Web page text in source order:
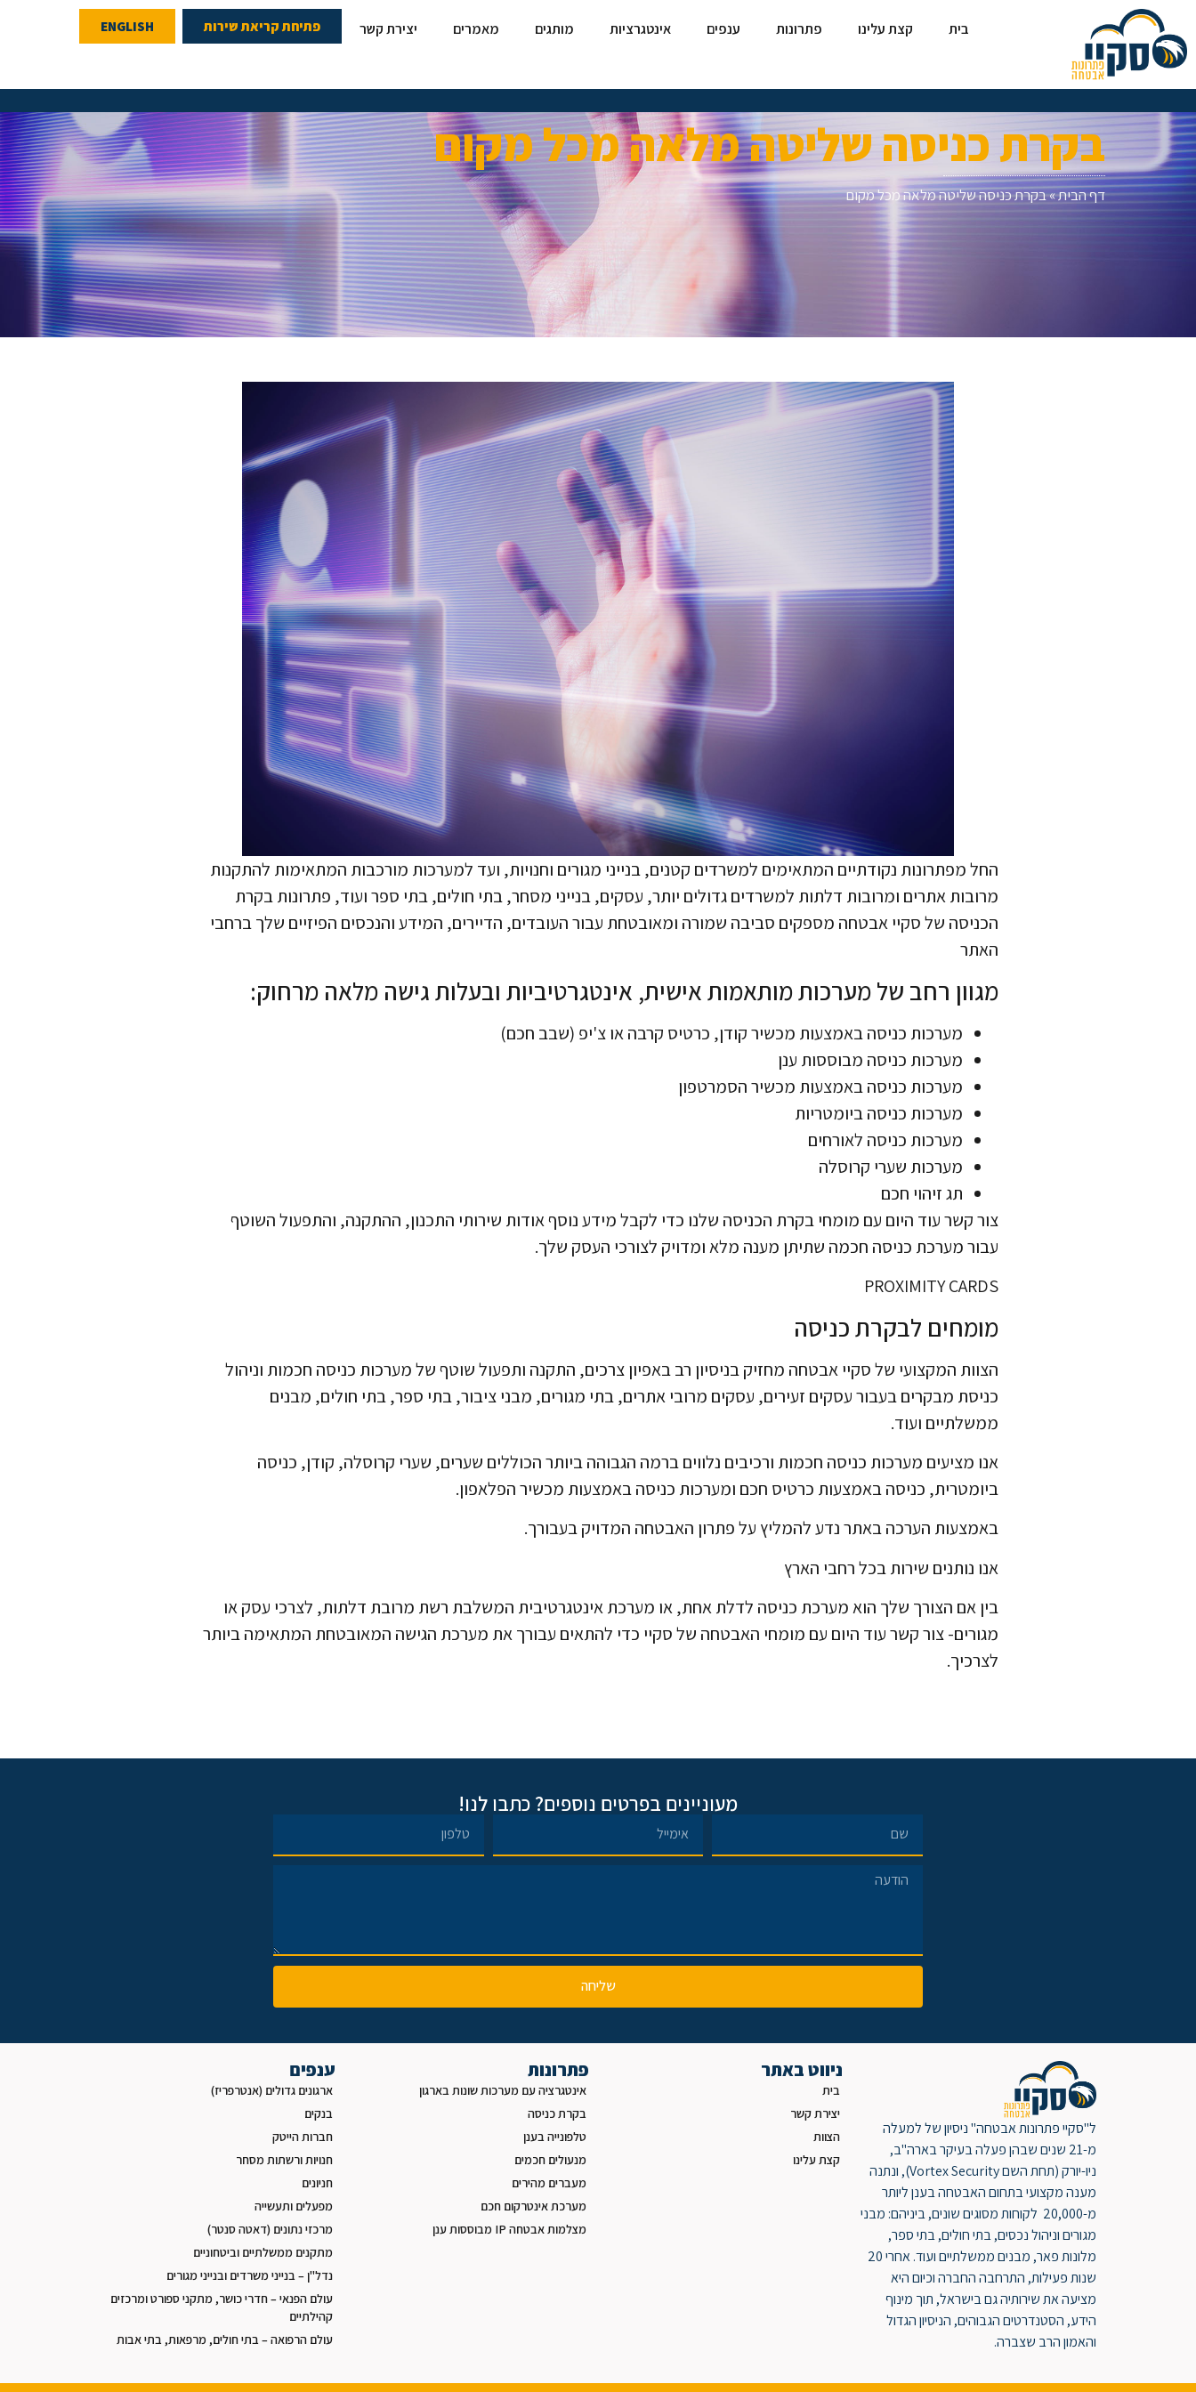
בית קצת עלינו פתרונות ענפים אינטגרציות מותגים מאמרים יצירת קשר פתיחת קריאת שירות ENGLISH
בקרת כניסה שליטה מלאה מכל מקום
דף הבית»בקרת כניסה שליטה מלאה מכל מקום
החל מפתרונות נקודתיים המתאימים למשרדים קטנים, בנייני מגורים וחנויות, ועד למערכות מורכבות המתאימות להתקנות
מרובות אתרים ומרובות דלתות למשרדים גדולים יותר, עסקים, בנייני מסחר, בתי חולים, בתי ספר ועוד, פתרונות בקרת
הכניסה של סקיי אבטחה מספקים סביבה שמורה ומאובטחת עבור העובדים, הדיירים, המידע והנכסים הפיזיים שלך ברחבי
האתר
מגוון רחב של מערכות מותאמות אישית, אינטגרטיביות ובעלות גישה מלאה מרחוק:
מערכות כניסה באמצעות מכשיר קודן, כרטיס קרבה או צ'יפ (שבב חכם)
מערכות כניסה מבוססות ענן
מערכות כניסה באמצעות מכשיר הסמרטפון
מערכות כניסה ביומטריות
מערכות כניסה לאורחים
מערכות שערי קרוסלה
תג זיהוי חכם
צור קשר עוד היום עם מומחי בקרת הכניסה שלנו כדי לקבל מידע נוסף אודות שירותי התכנון, ההתקנה, והתפעול השוטף
עבור מערכת כניסה חכמה שתיתן מענה מלא ומדויק לצורכי העסק שלך.
PROXIMITY CARDS
מומחים לבקרת כניסה
הצוות המקצועי של סקיי אבטחה מחזיק בניסיון רב באפיון צרכים, התקנה ותפעול שוטף של מערכות כניסה חכמות וניהול
כניסת מבקרים בעבור עסקים זעירים, עסקים מרובי אתרים, בתי מגורים, מבני ציבור, בתי ספר, בתי חולים, מבנים
ממשלתיים ועוד.
אנו מציעים מערכות כניסה חכמות ורכיבים נלווים ברמה הגבוהה ביותר הכוללים שערים, שערי קרוסלה, קודן, כניסה
ביומטרית, כניסה באמצעות כרטיס חכם ומערכות כניסה באמצעות מכשיר הפלאפון.
באמצעות הערכה באתר נדע להמליץ על פתרון האבטחה המדויק בעבורך.
אנו נותנים שירות בכל רחבי הארץ
בין אם הצורך שלך הוא מערכת כניסה לדלת אחת, או מערכת אינטגרטיבית המשלבת רשת מרובת דלתות, לצרכי עסק או
מגורים- צור קשר עוד היום עם מומחי האבטחה של סקיי כדי להתאים עבורך את מערכת הגישה המאובטחת המתאימה ביותר
לצרכיך.
מעוניינים בפרטים נוספים? כתבו לנו!
שליחה
ל"סקיי פתרונות אבטחה" ניסיון של למעלה
מ-21 שנים שבהן פעלה בעיקר בארה"ב,
ניו-יורק (תחת השם Vortex Security), ונתנה
מענה מקצועי בתחום האבטחה בענן ליותר
מ-20,000 לקוחות מסוגים שונים, ביניהם: מבני
מגורים וניהול נכסים, בתי חולים, בתי ספר,
מלונות פאר, מבנים ממשלתיים ועוד. אחרי 20
שנות פעילות, התרחבה החברה וכיום היא
מציעה את שירותיה גם בישראל, תוך מינוף
הידע, הסטנדרטים הגבוהים, הניסיון הגדול
והאמון הרב שצברה.
ניווט באתר
בית
יצירת קשר
הצוות
קצת עלינו
פתרונות
אינטגרציה עם מערכות שונות בארגון
בקרת כניסה
טלפונייה בענן
מנעולים חכמים
מעברים מהירים
מערכת אינטרקום חכם
מצלמות אבטחה IP מבוססות ענן
ענפים
ארגונים גדולים (אנטרפריז)
בנקים
חברות הייטק
חנויות ורשתות מסחר
חניונים
מפעלים ותעשייה
מרכזי נתונים (דאטה סנטר)
מתקנים ממשלתיים וביטחוניים
נדל"ן – בנייני משרדים ובנייני מגורים
עולם הפנאי – חדרי כושר, מתקני ספורט ומרכזים
קהילתיים
עולם הרפואה – בתי חולים, מרפאות, בתי אבות